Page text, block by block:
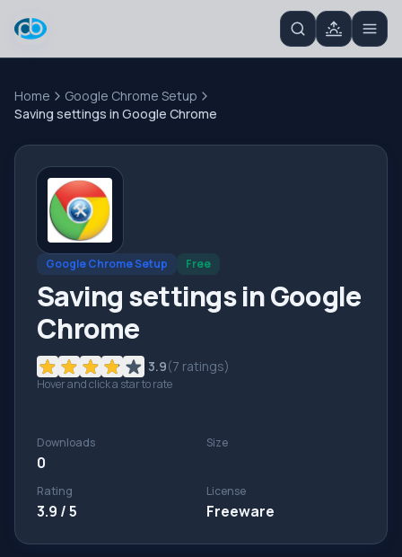
Home
Google Chrome Setup
Saving settings in Google Chrome
Google Chrome Setup Free
Saving settings in Google
Chrome
3.9(7 ratings)
Hover and click a star to rate
Downloads
0
Size
Rating
3.9 / 5
License
Freeware